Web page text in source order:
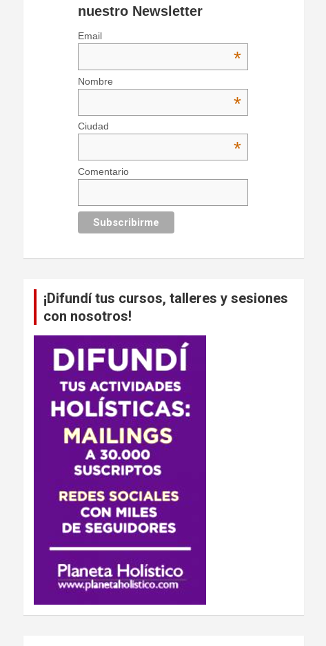
nuestro Newsletter
Email
*
Nombre
*
Ciudad
*
Comentario
¡Difundí tus cursos, talleres y sesiones
con nosotros!